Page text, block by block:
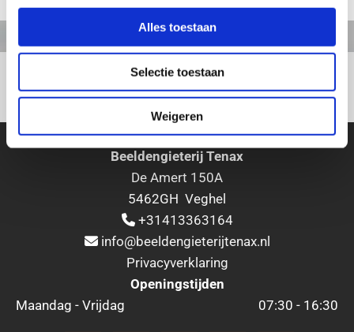
Alles toestaan
Selectie toestaan
Weigeren
+31413363164
Beeldengieterij Tenax
De Amert 150A
5462GH Veghel
 +31413363164
 info@beeldengieterijtenax.nl
Privacyverklaring
Openingstijden
Maandag - Vrijdag
07:30 - 16:30